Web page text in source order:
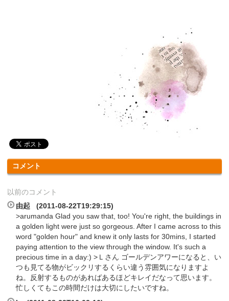
コメント
以前のコメント
由起 (2011-08-22T19:29:15)
>arumanda Glad you saw that, too! You're right, the buildings in
a golden light were just so gorgeous. After I came across to this
word "golden hour" and knew it only lasts for 30mins, I started
paying attention to the view through the window. It's such a
precious time in a day:) >Ｌさん ゴールデンアワーになると、い
つも見てる物がビックリするくらい違う雰囲気になりますよ
ね。反射するものがあればあるほどキレイだなって思います。
忙しくてもこの時間だけは大切にしたいですね。